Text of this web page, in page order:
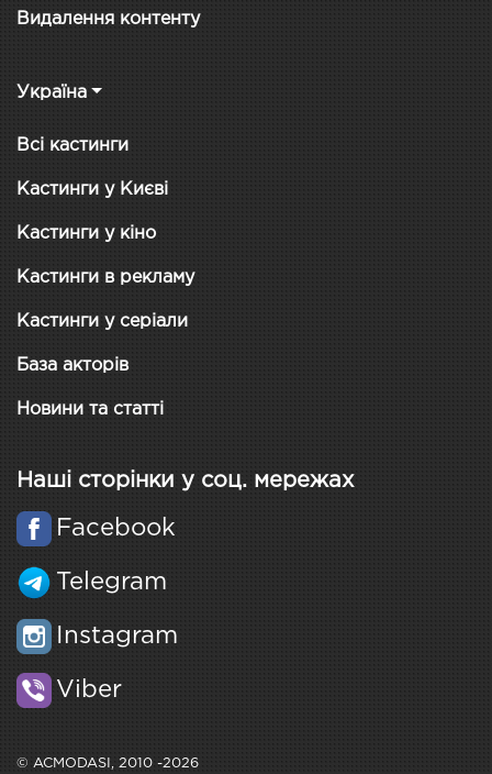
Видалення контенту
Україна
Всі кастинги
Кастинги у Києві
Кастинги у кіно
Кастинги в рекламу
Кастинги у серіали
База акторів
Новини та статті
Наші сторінки у соц. мережах
Facebook
Telegram
Instagram
Viber
© ACMODASI, 2010 -2026